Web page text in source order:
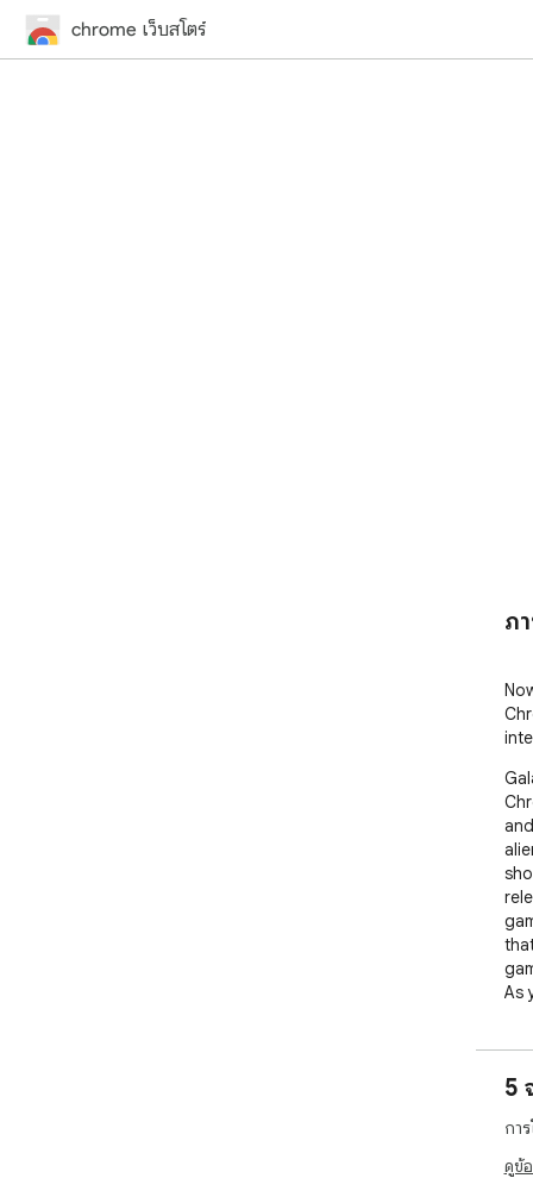
chrome เว็บสโตร์
ภ
As
5
กา
ดูข้